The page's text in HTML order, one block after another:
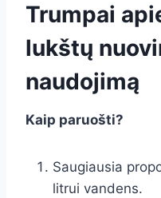
Trumpai
lukštų
naudojimą
Kaip paruošti?
Saugiausia
litrui vandens.